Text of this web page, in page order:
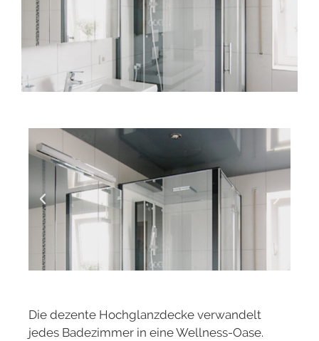
Die dezente Hochglanzdecke verwandelt
jedes Badezimmer in eine Wellness-Oase.